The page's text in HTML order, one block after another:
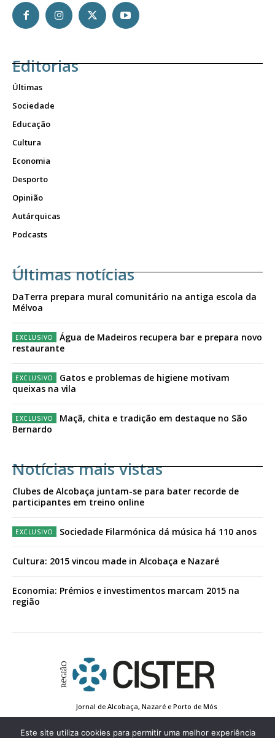
Editorias
Últimas
Sociedade
Educação
Cultura
Economia
Desporto
Opinião
Autárquicas
Podcasts
Últimas notícias
DaTerra prepara mural comunitário na antiga escola da
Mélvoa
Água de Madeiros recupera bar e prepara novo
restaurante
Gatos e problemas de higiene motivam
queixas na vila
Maçã, chita e tradição em destaque no São
Bernardo
Notícias mais vistas
Clubes de Alcobaça juntam-se para bater recorde de
participantes em treino online
Sociedade Filarmónica dá música há 110 anos
Cultura: 2015 vincou made in Alcobaça e Nazaré
Economia: Prémios e investimentos marcam 2015 na
região
Jornal de Alcobaça, Nazaré e Porto de Mós
Conta de Registo
Edição Impressa
Este site utiliza cookies para permitir uma melhor experiência